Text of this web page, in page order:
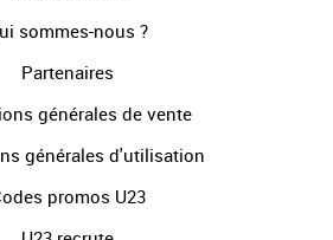
sommes-nous ?
Partenaires
générales de vente
générales d'utilisation
promos U23